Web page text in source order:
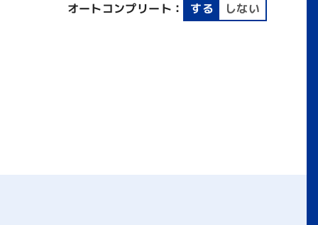
オートコンプリート： する しない